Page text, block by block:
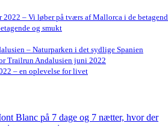
– Vi løber på tværs af Mallorca i de
og smukt
– Naturparken i det sydlige Spanien
Trailrun Andalusien juni 2022
– en oplevelse for livet
Blanc på 7 dage og 7 nætter, hvor der